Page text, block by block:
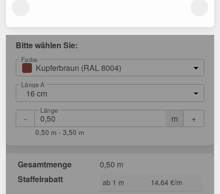
Bitte wählen Sie:
Farbe
Kupferbraun (RAL 8004)
Länge A
16 cm
- m
Länge
+
0,50 m - 3,50 m
Gesamtmenge
0,50 m
Staffelrabatt
ab 1 m
14,64 €/m